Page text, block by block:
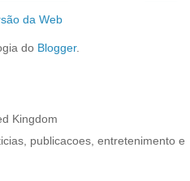
da Web
do Blogger.
Kingdom
publicacoes, entretenimento e